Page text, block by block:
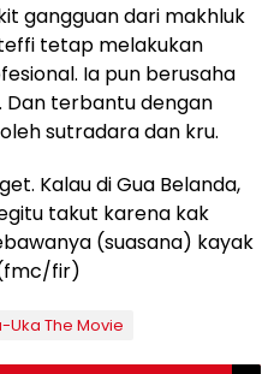
gangguan dari makhluk
tetap melakukan
Ia pun berusaha
terbantu dengan
sutradara dan kru.
Kalau di Gua Belanda,
takut karena kak
(suasana) kayak
fir)
Uka The Movie